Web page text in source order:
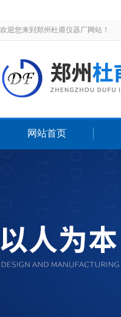
欢迎您来到郑州杜甫仪器厂网站！
网站首页